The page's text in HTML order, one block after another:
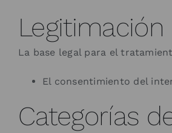
La base legal para el
El consentimiento del
Categorías